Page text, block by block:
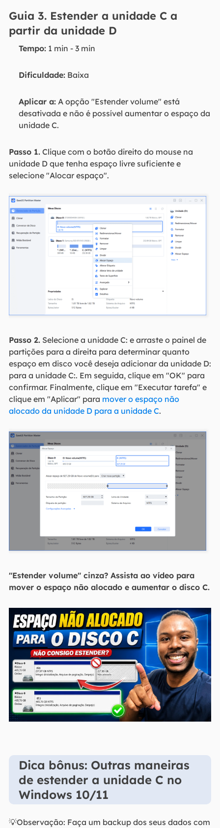
Guia 3. Estender a unidade C a
partir da unidade D
Tempo:1 min - 3 min
Dificuldade:Baixa
Aplicar a:A opção "Estender volume" está
desativada e não é possível aumentar o espaço da
unidade C.
Passo 1.Clique com o botão direito do mouse na
unidade D que tenha espaço livre suficiente e
selecione "Alocar espaço".
Passo 2.Selecione a unidade C: e arraste o painel de
partições para a direita para determinar quanto
espaço em disco você deseja adicionar da unidade D:
para a unidade C:. Em seguida, clique em "OK" para
confirmar. Finalmente, clique em "Executar tarefa" e
clique em "Aplicar" para mover o espaço não
alocado da unidade D para a unidade C.
"Estender volume" cinza? Assista ao vídeo para
mover o espaço não alocado e aumentar o disco C.
Dica bônus: Outras maneiras
de estender a unidade C no
Windows 10/11
💡Observação: Faça um backup dos seus dados com